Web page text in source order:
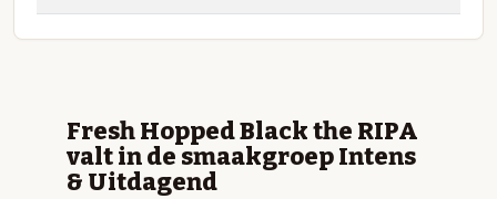
Fresh Hopped Black the RIPA
valt in de smaakgroep Intens
& Uitdagend